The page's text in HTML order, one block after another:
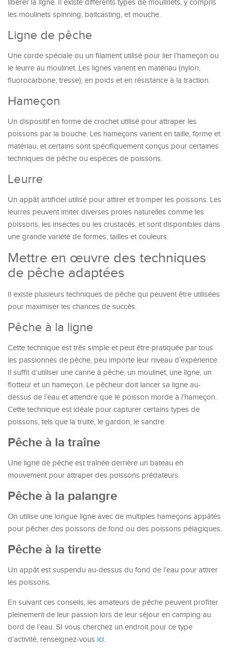
libérer la ligne. Il existe différents types de moulinets, y compris
les moulinets spinning, baitcasting, et mouche.
Ligne de pêche
Une corde spéciale ou un filament utilisé pour lier l’hameçon ou
le leurre au moulinet. Les lignes varient en matériau (nylon,
fluorocarbone, tresse), en poids et en résistance à la traction.
Hameçon
Un dispositif en forme de crochet utilisé pour attraper les
poissons par la bouche. Les hameçons varient en taille, forme et
matériau, et certains sont spécifiquement conçus pour certaines
techniques de pêche ou espèces de poissons.
Leurre
Un appât artificiel utilisé pour attirer et tromper les poissons. Les
leurres peuvent imiter diverses proies naturelles comme les
poissons, les insectes ou les crustacés, et sont disponibles dans
une grande variété de formes, tailles et couleurs.
Mettre en œuvre des techniques
de pêche adaptées
Il existe plusieurs techniques de pêche qui peuvent être utilisées
pour maximiser les chances de succès.
Pêche à la ligne
Cette technique est très simple et peut être pratiquée par tous
les passionnés de pêche, peu importe leur niveau d’expérience.
Il suffit d’utiliser une canne à pêche, un moulinet, une ligne, un
flotteur et un hameçon. Le pêcheur doit lancer sa ligne au-
dessus de l’eau et attendre que le poisson morde à l’hameçon.
Cette technique est idéale pour capturer certains types de
poissons, tels que la truite, le gardon, le sandre.
Pêche à la traîne
Une ligne de pêche est traînée derrière un bateau en
mouvement pour attraper des poissons prédateurs.
Pêche à la palangre
On utilise une longue ligne avec de multiples hameçons appâtés
pour pêcher des poissons de fond ou des poissons pélagiques.
Pêche à la tirette
Un appât est suspendu au-dessus du fond de l’eau pour attirer
les poissons.
En suivant ces conseils, les amateurs de pêche peuvent profiter
pleinement de leur passion lors de leur séjour en camping au
bord de l’eau. SI vous cherchez un endroit pour ce type
d’activité, renseignez-vous ici.